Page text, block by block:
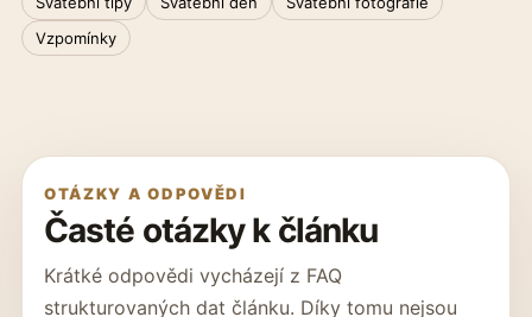
Vzpomínky
OTÁZKY A ODPOVĚDI
Časté otázky k článku
Krátké odpovědi vycházejí z FAQ
strukturovaných dat článku. Díky tomu nejsou